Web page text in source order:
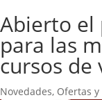
Abierto el
para las
cursos de
Novedades, Ofertas y